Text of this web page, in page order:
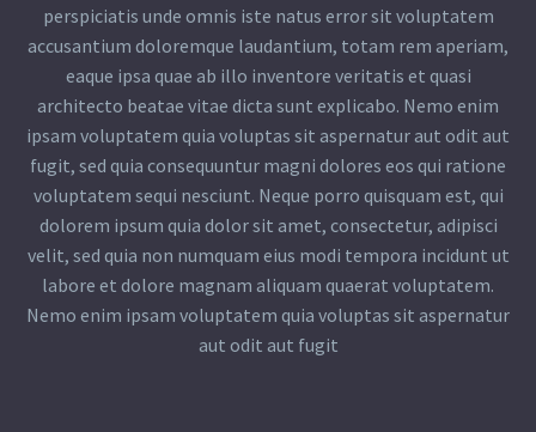
perspiciatis unde omnis iste natus error sit voluptatem
accusantium doloremque laudantium, totam rem aperiam,
eaque ipsa quae ab illo inventore veritatis et quasi
architecto beatae vitae dicta sunt explicabo. Nemo enim
ipsam voluptatem quia voluptas sit aspernatur aut odit aut
fugit, sed quia consequuntur magni dolores eos qui ratione
voluptatem sequi nesciunt. Neque porro quisquam est, qui
dolorem ipsum quia dolor sit amet, consectetur, adipisci
velit, sed quia non numquam eius modi tempora incidunt ut
labore et dolore magnam aliquam quaerat voluptatem.
Nemo enim ipsam voluptatem quia voluptas sit aspernatur
aut odit aut fugit